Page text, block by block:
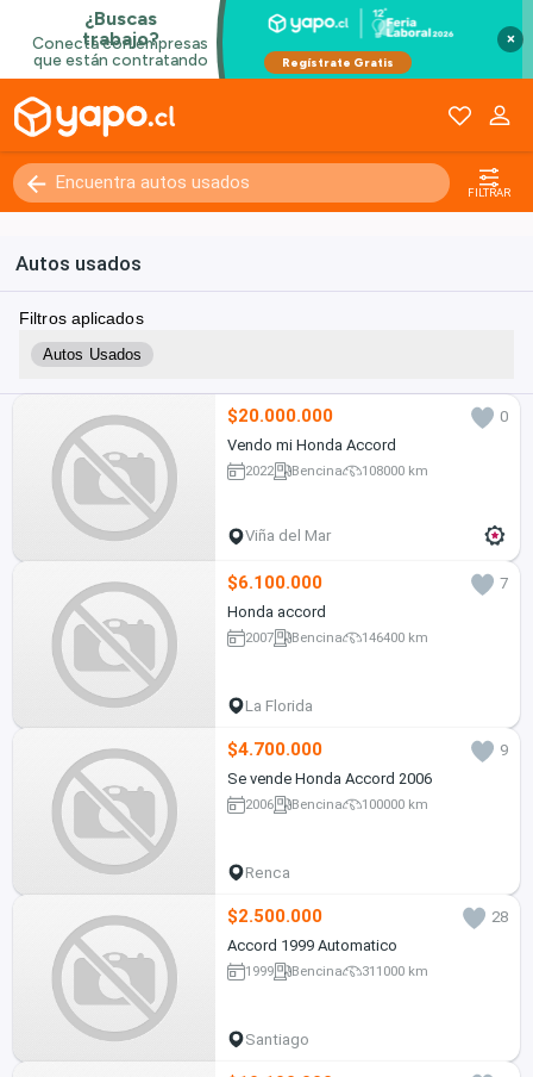
×
FILTRAR
Autos usados
Filtros aplicados
Autos Usados
$20.000.000
0
Vendo mi Honda Accord
2022 Bencina 108000 km
Viña del Mar
$6.100.000
7
Honda accord
2007 Bencina 146400 km
La Florida
$4.700.000
9
Se vende Honda Accord 2006
2006 Bencina 100000 km
Renca
$2.500.000
28
Accord 1999 Automatico
1999 Bencina 311000 km
Santiago